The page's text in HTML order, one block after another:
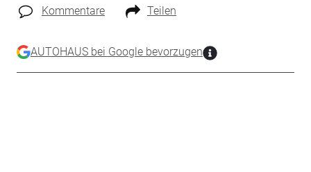
Kommentare Teilen
AUTOHAUS bei Google bevorzugen